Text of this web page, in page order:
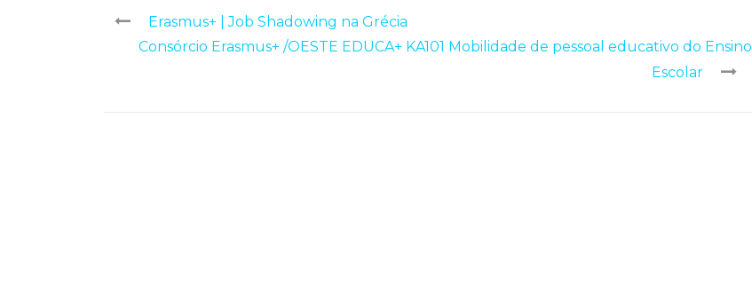
Erasmus+ | Job Shadowing na Grécia
Consórcio Erasmus+ /OESTE EDUCA+ KA101 Mobilidade de pessoal educativo do Ensino
Escolar